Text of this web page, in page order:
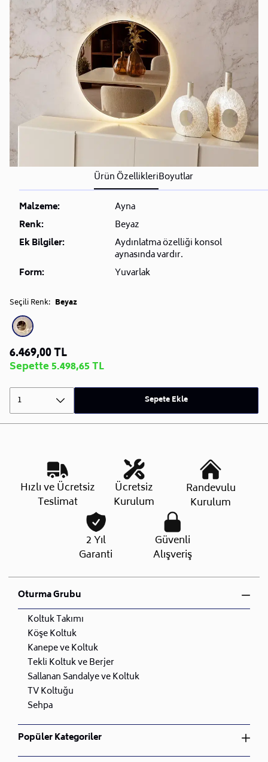
Ürün ÖzellikleriBoyutlar
Malzeme:
Ayna
Renk:
Beyaz
Ek Bilgiler:
Aydınlatma özelliği konsol
aynasında vardır.
Form:
Yuvarlak
Seçili Renk: Beyaz
6.469,00 TL
Sepette 5.498,65 TL
1 Sepete Ekle
Hızlı ve Ücretsiz
Teslimat
Ücretsiz
Kurulum
Randevulu
Kurulum
2 Yıl
Garanti
Güvenli
Alışveriş
Oturma Grubu
Koltuk Takımı
Köşe Koltuk
Kanepe ve Koltuk
Tekli Koltuk ve Berjer
Sallanan Sandalye ve Koltuk
TV Koltuğu
Sehpa
Popüler Kategoriler